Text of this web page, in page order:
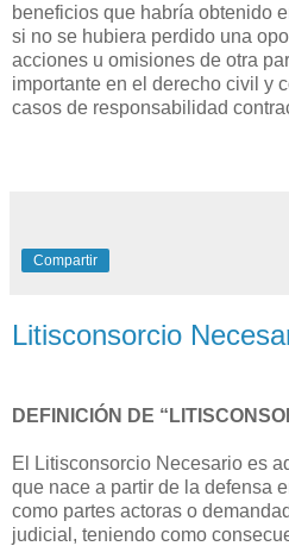
beneficios que habría obtenido
si no se hubiera perdido una
acciones u omisiones de otra
importante en el derecho civil y
casos de responsabilidad
Compartir
Litisconsorcio
DEFINICIÓN DE
El Litisconsorcio Necesario es
que nace a partir de la defensa
como partes actoras o
judicial, teniendo como